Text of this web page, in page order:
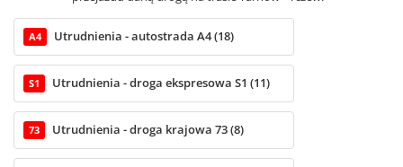
A4 Utrudnienia - autostrada A4 (18)
S1 Utrudnienia - droga ekspresowa S1 (11)
73 Utrudnienia - droga krajowa 73 (8)